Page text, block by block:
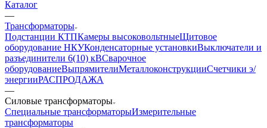
Каталог
—
Трансформаторы
Подстанции КТПКамеры высоковольтныеЩитовое
оборудование НКУКонденсаторные установкиВыключатели и
разъединители 6(10) кВСварочное
оборудованиеВыпрямителиМеталлоконструкцииСчетчики э/
энергииРАСПРОДАЖА
—
Силовые трансформаторы
Специальные трансформаторыИзмерительные
трансформаторы